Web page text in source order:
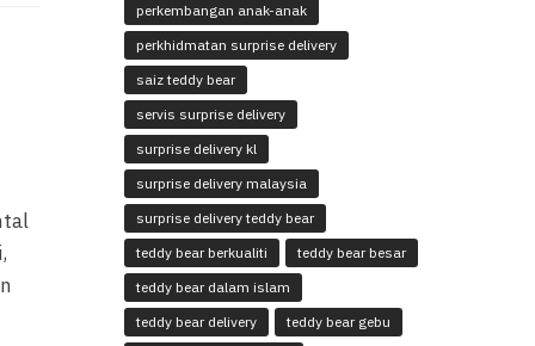
perkembangan anak-anak
perkhidmatan surprise delivery
saiz teddy bear
servis surprise delivery
surprise delivery kl
surprise delivery malaysia
surprise delivery teddy bear
teddy bear berkualiti
teddy bear besar
teddy bear dalam islam
teddy bear delivery
teddy bear gebu